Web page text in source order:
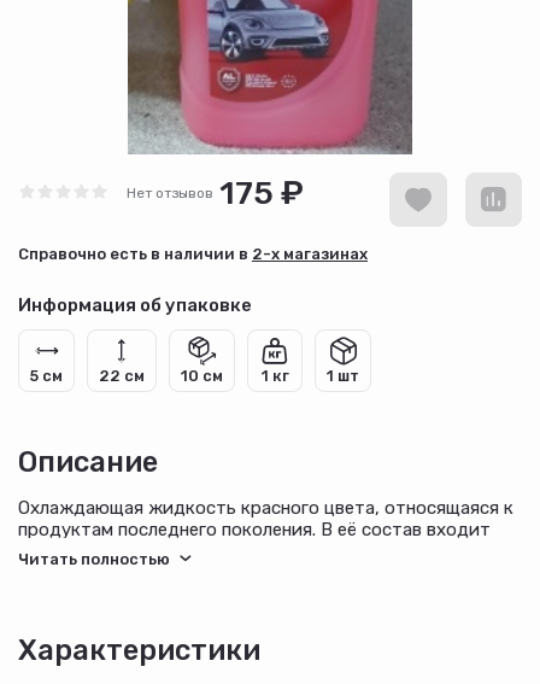
Нет отзывов 175 ₽
Cправочно есть в наличии в 2-х магазинах
Информация об упаковке
5 см 22 см 10 см 1 кг 1 шт
Описание
Охлаждающая жидкость красного цвета, относящаяся к
продуктам последнего поколения. В её состав входит
очень мощный пакет присадок: антифрикционных,
Характеристики